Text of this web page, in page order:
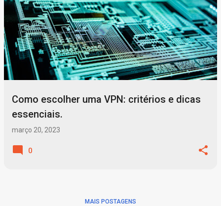
Como escolher uma VPN: critérios e dicas
essenciais.
março 20, 2023
0
MAIS POSTAGENS